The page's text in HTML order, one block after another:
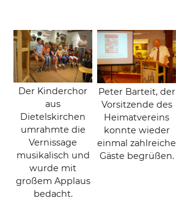
Der Kinderchor
aus
Dietelskirchen
umrahmte die
Vernissage
musikalisch und
wurde mit
großem Applaus
bedacht.
Peter Barteit, der
Vorsitzende des
Heimatvereins
konnte wieder
einmal zahlreiche
Gäste begrüßen.